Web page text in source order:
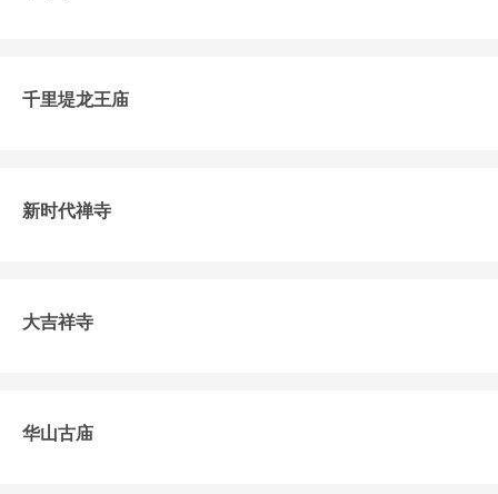
千里堤龙王庙
新时代禅寺
大吉祥寺
华山古庙